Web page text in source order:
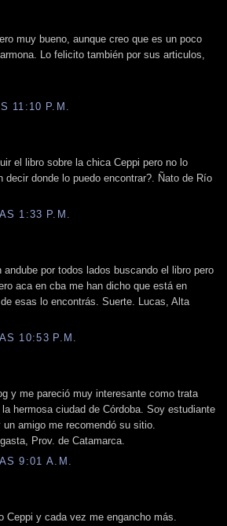
muy bueno, aunque creo que es un poco
Lo felicito también por sus articulos,
11:10 P.M.
el libro sobre la chica Ceppi pero no lo
decir donde lo puedo encontrar?. Ñato de Río
1:33 P.M.
por todos lados buscando el libro pero
aca en cba me han dicho que está en
esas lo encontrás. Suerte. Lucas, Alta
10:53 P.M.
y me pareció muy interesante como trata
hermosa ciudad de Córdoba. Soy estudiante
amigo me recomendó su sitio.
Prov. de Catamarca.
9:01 A.M.
Ceppi y cada vez me engancho más.